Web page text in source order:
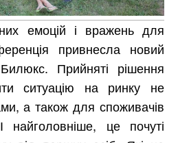
емоцій і вражень для
привнесла новий
Прийняті рішення
ситуацію на ринку не
а також для споживачів
найголовніше, це почуті